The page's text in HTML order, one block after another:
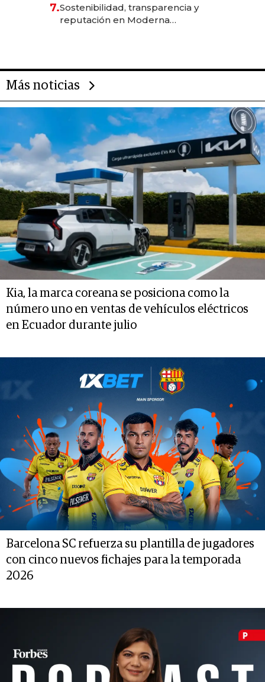
7.Sostenibilidad, transparencia y
reputación en Moderna
Más noticias
Kia, la marca coreana se posiciona como la
número uno en ventas de vehículos eléctricos
en Ecuador durante julio
Barcelona SC refuerza su plantilla de jugadores
con cinco nuevos fichajes para la temporada
2026